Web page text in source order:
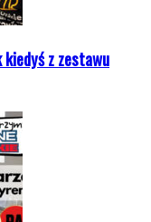
kiedyś z zestawu